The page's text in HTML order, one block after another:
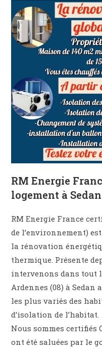
RM Energie
logement à
RM Energie France
de l’environnement)
la rénovation
thermique. Présente
intervenons dans tout
Ardennes (08) à Sedan
les plus variés des
d’isolation de l’habitat.
Nous sommes certifiés
ont été saluées par le